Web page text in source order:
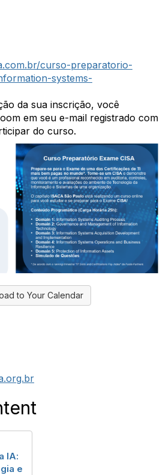
curso-preparatorio-
systems-
da sua inscrição, você
em seu e-mail registrado com
do curso.
to Your Calendar
IA:
e